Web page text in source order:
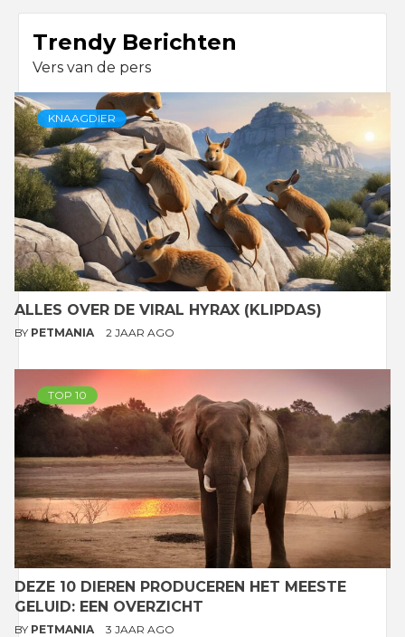
Trendy Berichten
Vers van de pers
KNAAGDIER
ALLES OVER DE VIRAL HYRAX (KLIPDAS)
BY PETMANIA 2 JAAR AGO
TOP 10
DEZE 10 DIEREN PRODUCEREN HET MEESTE
GELUID: EEN OVERZICHT
BY PETMANIA 3 JAAR AGO